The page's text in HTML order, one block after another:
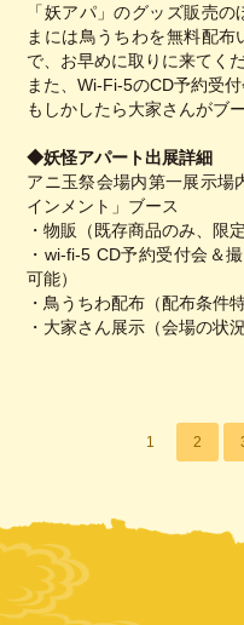
「妖アパ」のグッズ販売
まには鳥うちわを無料配
で、お早めに取りに来てくだ
また、Wi-Fi-5のCD予約受
もしかしたら大家さんがブ
◆妖怪アパート出展詳細
アニ玉祭会場内第一展示場
インメント」ブース
・物販（既存商品のみ、限
・wi-fi-5 CD予約受付会＆
可能）
・鳥うちわ配布（配布条件
・大家さん展示（会場の状
1 2